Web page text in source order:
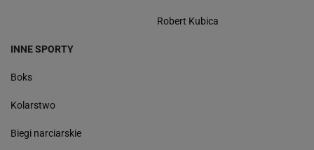
Robert Kubica
INNE SPORTY
Boks
Kolarstwo
Biegi narciarskie